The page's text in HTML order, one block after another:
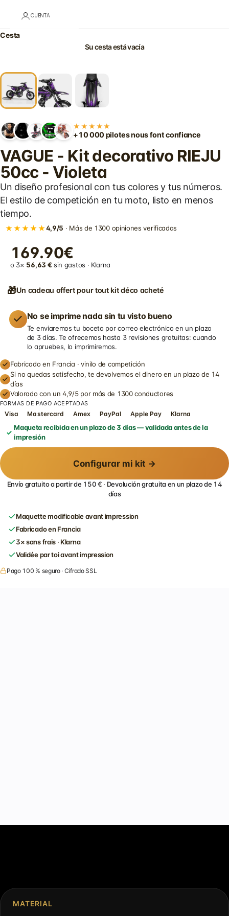
CUENTA
Cesta
Su cesta está vacía
★★★★★
+10 000 pilotes nous font confiance
VAGUE - Kit decorativo RIEJU
50cc - Violeta
Un diseño profesional con tus colores y tus números.
El estilo de competición en tu moto, listo en menos
tiempo.
★★★★★4,9/5 · Más de 1300 opiniones verificadas
169.90€
o 3× 56,63 € sin gastos · Klarna
🎁Un cadeau offert pour tout kit déco acheté
No se imprime nada sin tu visto bueno
Te enviaremos tu boceto por correo electrónico en un plazo
de 3 días. Te ofrecemos hasta 3 revisiones gratuitas: cuando
lo apruebes, lo imprimiremos.
Fabricado en Francia · vinilo de competición
Si no quedas satisfecho, te devolvemos el dinero en un plazo de 14
días
Valorado con un 4,9/5 por más de 1300 conductores
FORMAS DE PAGO ACEPTADAS
Visa Mastercard Amex PayPal Apple Pay Klarna
Maqueta recibida en un plazo de 3 días — validada antes de la
impresión
Configurar mi kit →
Envío gratuito a partir de 150 € · Devolución gratuita en un plazo de 14
días
Maquette modificable avant impression
Fabricado en Francia
3× sans frais · Klarna
Validée par toi avant impression
Pago 100 % seguro · Cifrado SSL
MATERIAL